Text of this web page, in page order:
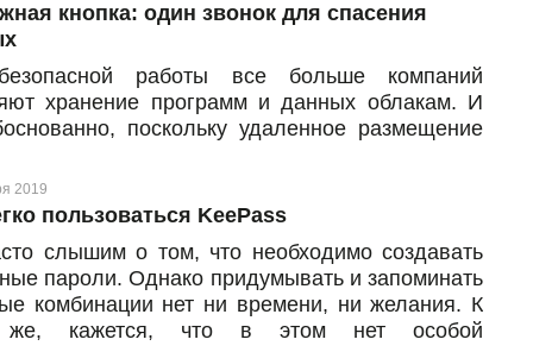
кнопка: один звонок для спасения
работы все больше компаний
хранение программ и данных облакам. И
поскольку удаленное размещение
В то же время есть инструменты,
помогают дополнительно усилить защиту
«разбойники», которые охотятся за
данными. Чтобы обезопасить информацию
в руки посторонних лиц, рекомендуем
настроить механизм тревожной кнопки.
2019
пользоваться KeePass
слышим о том, что необходимо создавать
пароли. Однако придумывать и запоминать
комбинации нет ни времени, ни желания. К
же, кажется, что в этом нет особой